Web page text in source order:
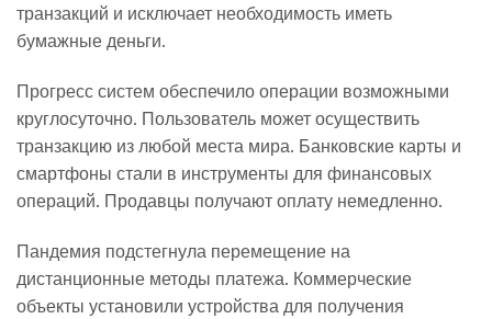
транзакций и исключает необходимость иметь
бумажные деньги.
Прогресс систем обеспечило операции возможными
круглосуточно. Пользователь может осуществить
транзакцию из любой места мира. Банковские карты и
смартфоны стали в инструменты для финансовых
операций. Продавцы получают оплату немедленно.
Пандемия подстегнула перемещение на
дистанционные методы платежа. Коммерческие
объекты установили устройства для получения